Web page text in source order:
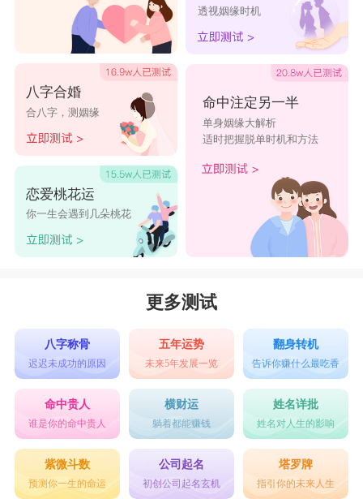
八字合婚
合八字，测姻缘
恋爱桃花运
你一生会遇到几朵桃花
透视姻缘时机
命中注定另一半
单身姻缘大解析
适时把握脱单时机和方法
更多测试
八字称骨
迟迟未成功的原因
五年运势
未来5年发展一览
翻身转机
告诉你赚什么最吃香
命中贵人
谁是你的命中贵人
横财运
躺着都能赚钱
姓名详批
姓名对人生的影响
紫微斗数
预测你一生的命运
公司起名
初创公司起名玄机
塔罗牌
指引你的未来人生